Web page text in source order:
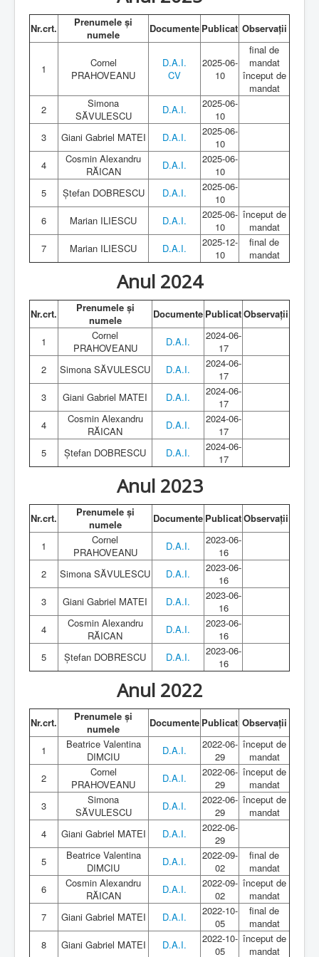
Plata online
Nr.crt.
Prenumele și
numele
Documente Publicat Observații
1
Cornel
PRAHOVEANU
D.A.I.
CV
2025-06-
10
final de
mandat
început de
mandat
2
Simona
SĂVULESCU
D.A.I.
2025-06-
10
3
Giani Gabriel MATEI D.A.I.
2025-06-
10
4
Cosmin Alexandru
RĂICAN
D.A.I.
2025-06-
10
5
Ștefan DOBRESCU D.A.I.
2025-06-
10
6
Marian ILIESCU D.A.I.
2025-06-
10
început de
mandat
7
Marian ILIESCU D.A.I.
2025-12-
10
final de
mandat
Anul 2024
Nr.crt.
Prenumele și
numele
Documente PublicatObservații
1
Cornel
PRAHOVEANU
D.A.I.
2024-06-
17
2
Simona SĂVULESCU D.A.I.
2024-06-
17
3
Giani Gabriel MATEI D.A.I.
2024-06-
17
4
Cosmin Alexandru
RĂICAN
D.A.I.
2024-06-
17
5
Ștefan DOBRESCU D.A.I.
2024-06-
17
Anul 2023
Nr.crt.
Prenumele și
numele
Documente PublicatObservații
1
Cornel
PRAHOVEANU
D.A.I.
2023-06-
16
2
Simona SĂVULESCU D.A.I.
2023-06-
16
3
Giani Gabriel MATEI D.A.I.
2023-06-
16
4
Cosmin Alexandru
RĂICAN
D.A.I.
2023-06-
16
5
Ștefan DOBRESCU D.A.I.
2023-06-
16
Anul 2022
Nr.crt.
Prenumele și
numele
Documente Publicat Observații
1
Beatrice Valentina
DIMCIU
D.A.I.
2022-06-
29
început de
mandat
2
Cornel
PRAHOVEANU
D.A.I.
2022-06-
29
început de
mandat
3
Simona
SĂVULESCU
D.A.I.
2022-06-
29
început de
mandat
4
Giani Gabriel MATEI D.A.I.
2022-06-
29
5
Beatrice Valentina
DIMCIU
D.A.I.
2022-09-
02
final de
mandat
6
Cosmin Alexandru
RĂICAN
D.A.I.
2022-09-
02
început de
mandat
7
Giani Gabriel MATEI D.A.I.
2022-10-
05
final de
mandat
8
Giani Gabriel MATEI D.A.I.
2022-10-
05
început de
mandat